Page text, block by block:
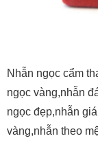
Nhẫn ngọc cẩm
ngọc vàng,nhẫn
ngọc đẹp,nhẫn
vàng,nhẫn theo